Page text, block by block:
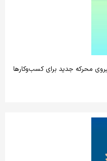
محرکه جدید برای کسب‌وکارها